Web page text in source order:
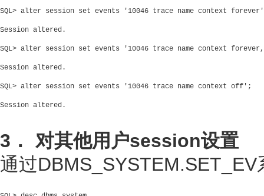
SQL> alter session set events '10046 trace name context
Session altered.
SQL> alter session set events '10046 trace name context
Session altered.
SQL> alter session set events '10046 trace name context off';
Session altered.
3． 对其他用户session设置
通过